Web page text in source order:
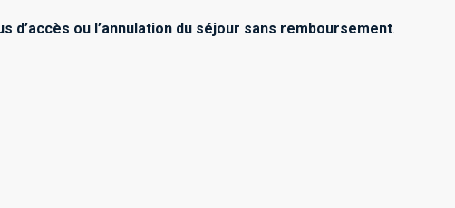
d’accès ou l’annulation du séjour sans remboursement.